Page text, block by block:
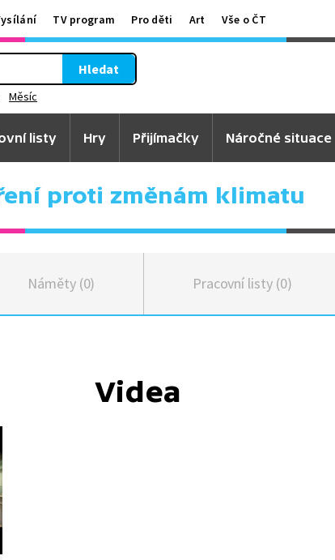
TV program Pro děti Art Vše o ČT
Hledat
Měsíc
listy Hry Přijímačky Náročné situace
proti změnám klimatu
Náměty (0) Pracovní listy (0)
Videa